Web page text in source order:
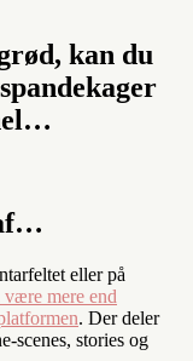
kan du
eller på
være mere end
. Der deler
scenes, stories og